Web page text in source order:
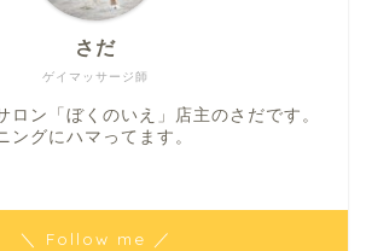
ゲイマッサージ師
さだ
ロン「ぼくのいえ」店主のさだです。
ングにハマってます。
＼ Follow me ／